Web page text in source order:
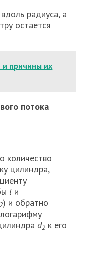
радиуса, а
остается
причины их
потока
количество
цилиндра,
l и
) и обратно
d2 к его